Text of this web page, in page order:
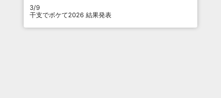
3/9
干支でボケて2026 結果発表